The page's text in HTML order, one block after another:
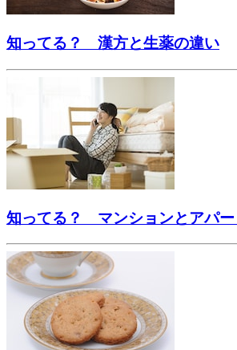
知ってる？ 漢方と生薬の違い
知ってる？ マンションとアパー